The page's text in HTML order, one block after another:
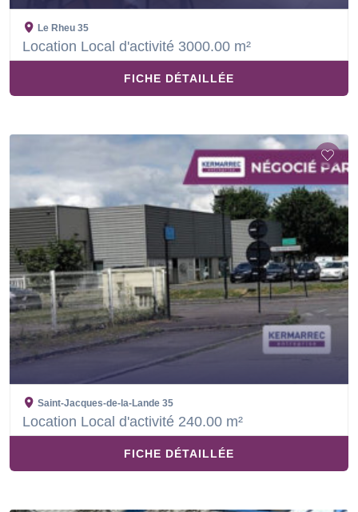
Le Rheu 35
Location Local d'activité 3000.00 m²
FICHE DÉTAILLÉE
Saint-Jacques-de-la-Lande 35
Location Local d'activité 240.00 m²
FICHE DÉTAILLÉE